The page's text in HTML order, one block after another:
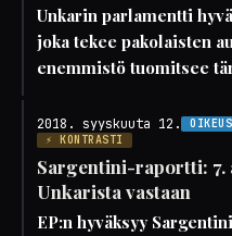
Unkarin parlamentti
joka tekee pakolaisten
enemmistö tuomitsee
2018. syyskuuta 12.
⚡ KONTRASTI
Sargentini-raportti: 7.
Unkarista vastaan
EP:n hyväksyy